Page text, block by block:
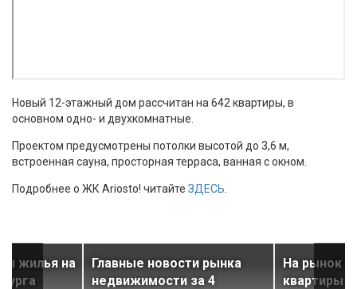
Новый 12-этажный дом рассчитан на 642 квартиры, в
основном одно- и двухкомнатные.
Проектом предусмотрены потолки высотой до 3,6 м,
встроенная сауна, просторная терраса, ванная с окном.
Подробнее о ЖК Ariosto! читайте ЗДЕСЬ
жилья на
Главные новости рынка
недвижимости за 4
На рынок
квартиры